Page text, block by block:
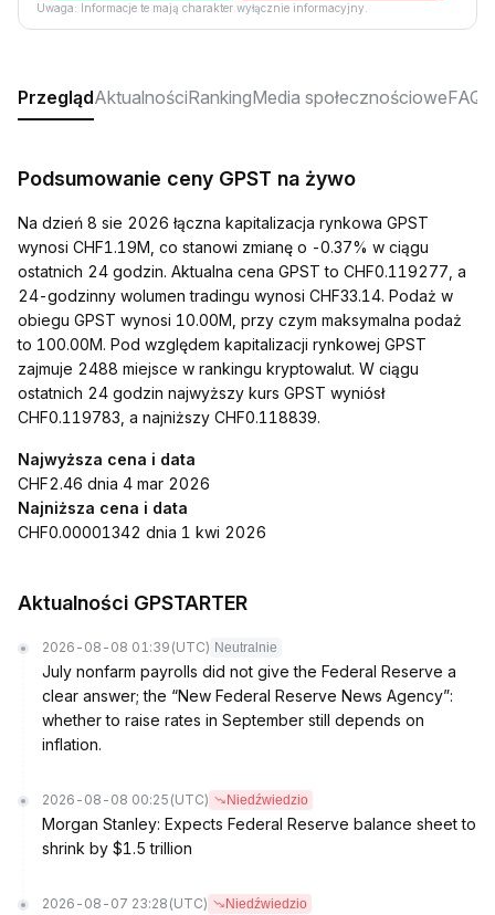
Uwaga: Informacje te mają charakter wyłącznie informacyjny.
PrzeglądAktualnościRankingMedia społecznościoweFAQ
Podsumowanie ceny GPST na żywo
Na dzień 8 sie 2026 łączna kapitalizacja rynkowa GPST
wynosi CHF1.19M, co stanowi zmianę o -0.37% w ciągu
ostatnich 24 godzin. Aktualna cena GPST to CHF0.119277, a
24-godzinny wolumen tradingu wynosi CHF33.14. Podaż w
obiegu GPST wynosi 10.00M, przy czym maksymalna podaż
to 100.00M. Pod względem kapitalizacji rynkowej GPST
zajmuje 2488 miejsce w rankingu kryptowalut. W ciągu
ostatnich 24 godzin najwyższy kurs GPST wyniósł
CHF0.119783, a najniższy CHF0.118839.
Najwyższa cena i data
CHF2.46 dnia 4 mar 2026
Najniższa cena i data
CHF0.00001342 dnia 1 kwi 2026
Aktualności GPSTARTER
2026-08-08 01:39 (UTC) Neutralnie
July nonfarm payrolls did not give the Federal Reserve a
clear answer; the “New Federal Reserve News Agency”:
whether to raise rates in September still depends on
inflation.
2026-08-08 00:25 (UTC) Niedźwiedzio
Morgan Stanley: Expects Federal Reserve balance sheet to
shrink by $1.5 trillion
2026-08-07 23:28 (UTC) Niedźwiedzio